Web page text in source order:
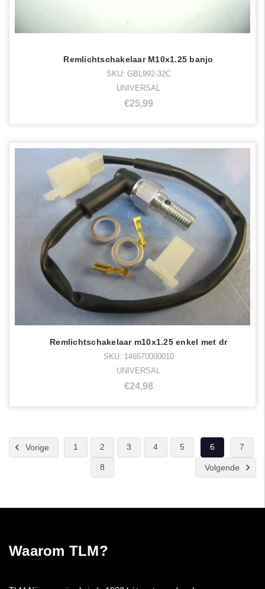
Remlichtschakelaar M10x1.25 banjo
SKU: GBL992-32C
UNIVERSAL
€25,99
Remlichtschakelaar m10x1.25 enkel met dr
SKU: 146570000010
UNIVERSAL
€24,98
Vorige 1 2 3 4 5 6 7
8 Volgende
Waarom TLM?